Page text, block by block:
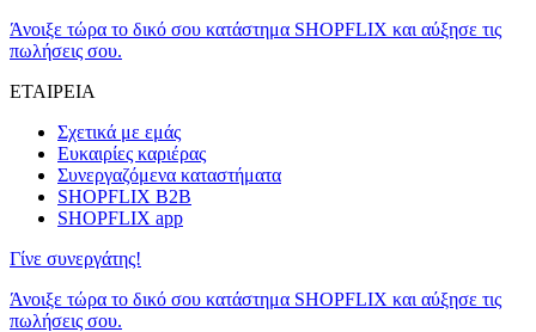
Άνοιξε τώρα το δικό σου κατάστημα SHOPFLIX και αύξησε τις
πωλήσεις σου.
ΕΤΑΙΡΕΙΑ
Σχετικά με εμάς
Ευκαιρίες καριέρας
Συνεργαζόμενα καταστήματα
SHOPFLIX B2B
SHOPFLIX app
Γίνε συνεργάτης!
Άνοιξε τώρα το δικό σου κατάστημα SHOPFLIX και αύξησε τις
πωλήσεις σου.